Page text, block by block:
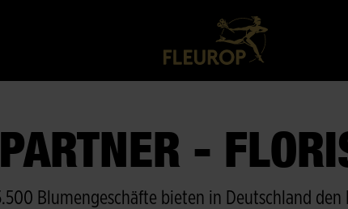
-
Blumengeschäfte bieten in Deutschland den